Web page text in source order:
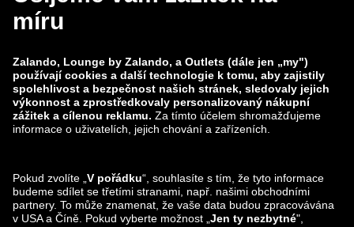
zalando-lounge.co.uk zalando-lounge.pl
zalando-lounge.lt zalando-lounge.sk
zalando-lounge.ro zalando-lounge.hr
zalando-lounge.lu zalando-lounge.ee
zalando-lounge.lv zalando-lounge.no